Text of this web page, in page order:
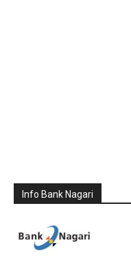
Info Bank Nagari